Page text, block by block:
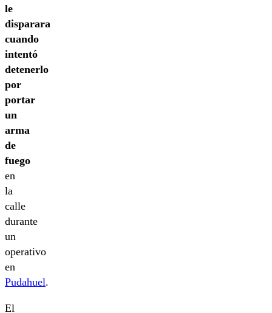
le
disparara
cuando
intentó
detenerlo
por
portar
un
arma
de
fuego
en
la
calle
durante
un
operativo
en
Pudahuel.
El